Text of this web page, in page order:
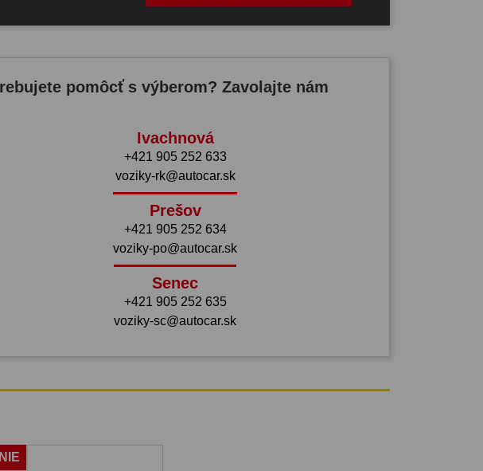
pomôcť s výberom? Zavolajte nám
Ivachnová
+421 905 252 633
voziky-rk@autocar.sk
Prešov
+421 905 252 634
voziky-po@autocar.sk
Senec
+421 905 252 635
voziky-sc@autocar.sk